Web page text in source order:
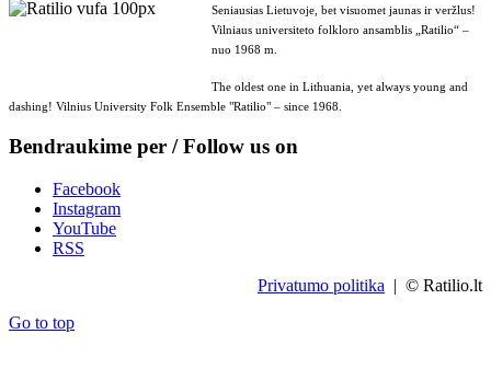
Seniausias Lietuvoje, bet visuomet jaunas ir veržlus!
Vilniaus universiteto folkloro ansamblis „Ratilio“ –
nuo 1968 m.
The oldest one in Lithuania, yet always young and
dashing! Vilnius University Folk Ensemble "Ratilio" – since 1968.
Bendraukime per / Follow us on
Facebook
Instagram
YouTube
RSS
Privatumo politika | © Ratilio.lt
Go to top